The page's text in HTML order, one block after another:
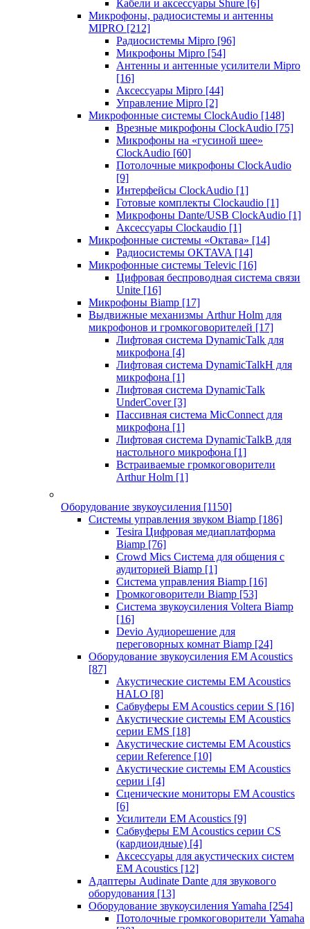
Кабели и аксессуары Shure [6]
Микрофоны, радиосистемы и антенны
MIPRO [212]
Радиосистемы Mipro [96]
Микрофоны Mipro [54]
Антенны и антенные усилители Mipro
[16]
Аксессуары Mipro [44]
Управление Mipro [2]
Микрофонные системы ClockAudio [148]
Врезные микрофоны ClockAudio [75]
Микрофоны на «гусиной шее»
ClockAudio [60]
Потолочные микрофоны ClockAudio
[9]
Интерфейсы ClockAudio [1]
Готовые комплекты Clockaudio [1]
Микрофоны Dante/USB ClockAudio [1]
Аксессуары Clockaudio [1]
Микрофонные системы «Октава» [14]
Радиосистемы OKTAVA [14]
Микрофонные системы Televic [16]
Цифровая беспроводная система связи
Unite [16]
Микрофоны Biamp [17]
Выдвижные механизмы Arthur Holm для
микрофонов и громкоговорителей [17]
Лифтовая система DynamicTalk для
микрофона [4]
Лифтовая система DynamicTalkH для
микрофона [1]
Лифтовая система DynamicTalk
UnderCover [3]
Пассивная система MicConnect для
микрофона [1]
Лифтовая система DynamicTalkB для
настольного микрофона [1]
Встраиваемые громкоговорители
Arthur Holm [1]
Оборудование звукоусиления [1150]
Системы управления звуком Biamp [186]
Tesira Цифровая медиаплатформа
Biamp [76]
Crowd Mics Система для общения с
аудиторией Biamp [1]
Система управления Biamp [16]
Громкоговорители Biamp [53]
Система звукоусиления Voltera Biamp
[16]
Devio Аудиорешение для
переговорных комнат Biamp [24]
Оборудование звукоусиления EM Acoustics
[87]
Акустические системы EM Acoustics
HALO [8]
Сабвуферы EM Acoustics серии S [16]
Акустические системы EM Acoustics
серии EMS [18]
Акустические системы EM Acoustics
серии Reference [10]
Акустические системы EM Acoustics
серии i [4]
Сценические мониторы EM Acoustics
[6]
Усилители EM Acoustics [9]
Сабвуферы EM Acoustics серии CS
(кардиоидные) [4]
Аксессуары для акустических систем
EM Acoustics [12]
Адаптеры Audinate Dante для звукового
оборудования [13]
Оборудование звукоусиления Yamaha [254]
Потолочные громкоговорители Yamaha